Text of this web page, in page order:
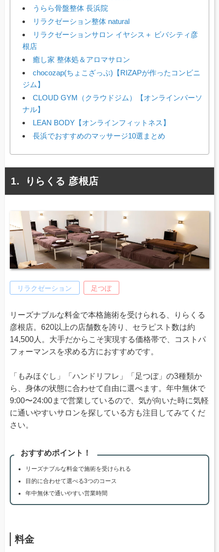
うらら骨盤整体 長浜院
リラクゼーション整体 natural
リラクゼーションサロン イヤシス＋ ビバシティ彦
根店
癒し家 整体処＆アロマサロン
chocozap(ちょこざっぷ)【RIZAPが作ったコンビニ
ジム】
CLOUD GYM（クラウドジム）【オンラインパーソ
ナル】
LEAN BODY【オンラインフィットネス】
長浜でおすすめのマッサージ10選まとめ
りらくる 彦根店
リラクゼーション 足つぼ
リーズナブルな料金で本格施術を受けられる、りらくる
彦根店。620以上の店舗数を誇り、セラピスト数は約
14,500人。大手だからこそ実現する価格帯で、コストパ
フォーマンスを求める方におすすめです。
「もみほぐし」「ハンドリフレ」「足つぼ」の3種類か
ら、身体の状態に合わせて自由に選べます。年中無休で
9:00〜24:00まで営業しているので、気が向いた時に気軽
に通いやすいサロンを探している方も注目してみてくだ
さい。
おすすめポイント！
リーズナブルな料金で施術を受けられる
目的に合わせて選べる3つのコース
年中無休で通いやすい営業時間
料金